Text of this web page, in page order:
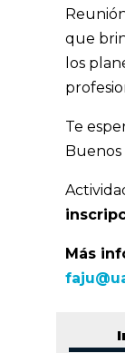
que
los
Te
Buenos
Más